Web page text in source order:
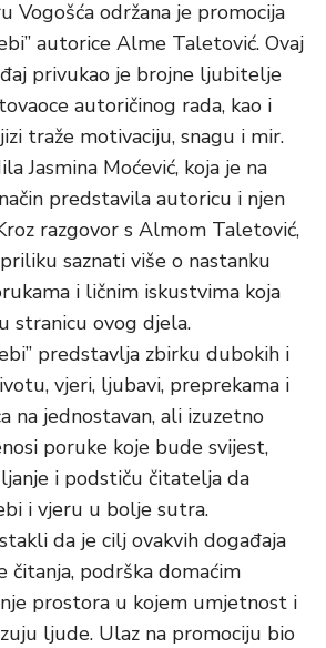
Vogošća održana je promocija
autorice Alme Taletović. Ovaj
privukao je brojne ljubitelje
autoričinog rada, kao i
traže motivaciju, snagu i mir.
Jasmina Moćević, koja je na
predstavila autoricu i njen
razgovor s Almom Taletović,
saznati više o nastanku
i ličnim iskustvima koja
stranicu ovog djela.
predstavlja zbirku dubokih i
vjeri, ljubavi, preprekama i
na jednostavan, ali izuzetno
poruke koje bude svijest,
i podstiču čitatelja da
i vjeru u bolje sutra.
da je cilj ovakvih događaja
podrška domaćim
prostora u kojem umjetnost i
ljude. Ulaz na promociju bio